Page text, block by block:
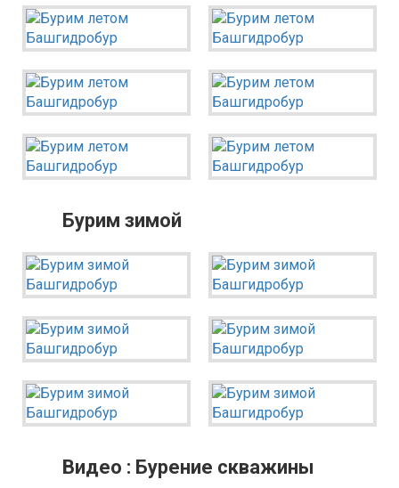
Аургазинский район
Бирский район
Благовещенский район
Буздякский район
Гафурийский район
Давлекановский район
Дюртюлинский район
Кармаскалинский район
Миякинский район
Уфимский район
Бурим зимой
Видео : Бурение скважины